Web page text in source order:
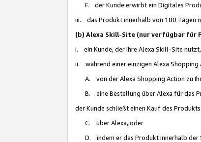
F. der Kunde erwirbt ein Digitales
iii. das Produkt innerhalb von 180 Tagen
(b) Alexa Skill-Site (nur verfügbar für
i. ein Kunde, der Ihre Alexa Skill-Site
ii. während einer einzigen Alexa Shopping
A. von der Alexa Shopping Action zu
B. eine Bestellung über Alexa für das
der Kunde schließt einen Kauf des
C. über Alexa, oder
D. indem er das Produkt innerhalb der